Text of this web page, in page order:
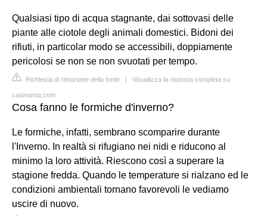
Qualsiasi tipo di acqua stagnante, dai sottovasi delle
piante alle ciotole degli animali domestici. Bidoni dei
rifiuti, in particolar modo se accessibili, doppiamente
pericolosi se non se non svuotati per tempo.
Richiesta di rimozione della fonte | Visualizza la risposta completa su
casinamia.com
Cosa fanno le formiche d'inverno?
Le formiche, infatti, sembrano scomparire durante
l'Inverno. In realtà si rifugiano nei nidi e riducono al
minimo la loro attività. Riescono così a superare la
stagione fredda. Quando le temperature si rialzano ed le
condizioni ambientali tornano favorevoli le vediamo
uscire di nuovo.